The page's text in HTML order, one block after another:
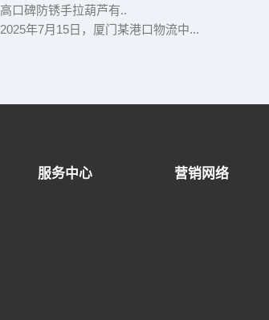
高口碑防锈手拉葫芦有..
2025年7月15日，厦门某港口物流中...
服务中心 营销网络